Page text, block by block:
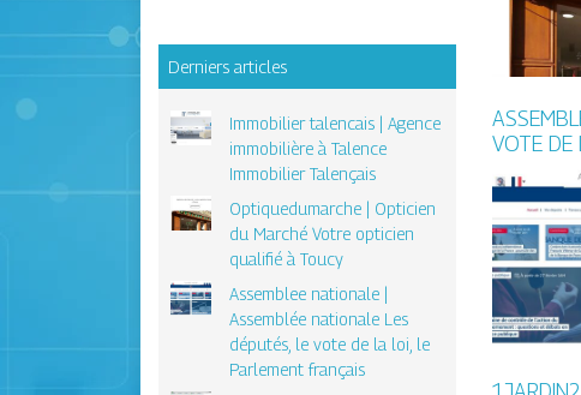
Derniers articles
Immobilier talencais | Agence
immobilière à Talence
Immobilier Talençais
Op­tiquedu­marche | Opticien
du Marché Votre opticien
qualifié à Toucy
Assemblee nationale |
Assemblée nationale Les
députés, le vote de la loi, le
Parlement français
VOTE DE